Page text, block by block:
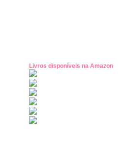
Livros disponíveis na Amazon